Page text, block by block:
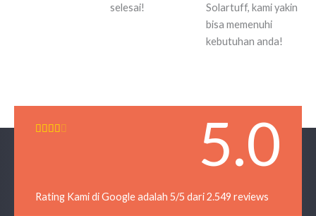
selesai!
Solartuff, kami yakin
bisa memenuhi
kebutuhan anda!
    
d
5.0
Rating Kami di Google adalah 5/5 dari 2.549 reviews